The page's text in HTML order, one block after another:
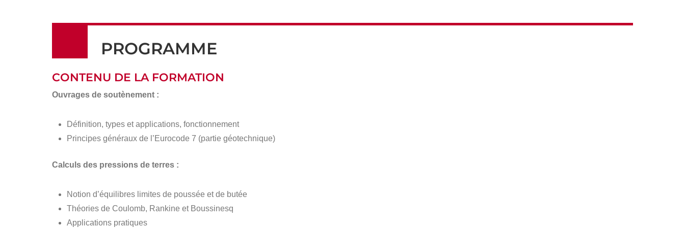
PROGRAMME
CONTENU DE LA FORMATION
Ouvrages de soutènement :
Définition, types et applications, fonctionnement
Principes généraux de l’Eurocode 7 (partie géotechnique)
Calculs des pressions de terres :
Notion d’équilibres limites de poussée et de butée
Théories de Coulomb, Rankine et Boussinesq
Applications pratiques